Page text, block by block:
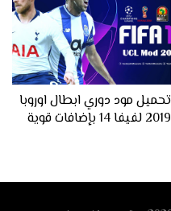
تحميل مود دوري ابطال اوروبا
2019 لفيفا 14 بإضافات قوية